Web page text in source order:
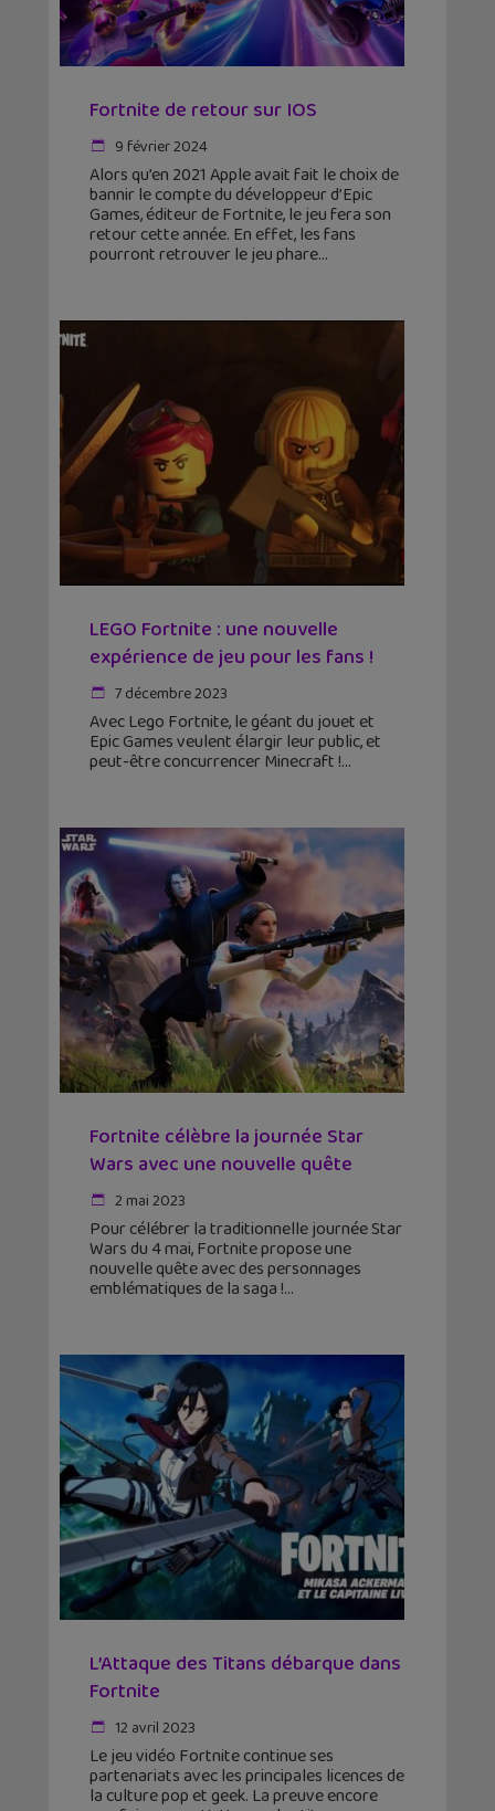
Fortnite de retour sur IOS
9 février 2024
Alors qu’en 2021 Apple avait fait le choix de
bannir le compte du développeur d’Epic
Games, éditeur de Fortnite, le jeu fera son
retour cette année. En effet, les fans
pourront retrouver le jeu phare
LEGO Fortnite : une nouvelle
expérience de jeu pour les fans !
7 décembre 2023
Avec Lego Fortnite, le géant du jouet et
Epic Games veulent élargir leur public, et
peut-être concurrencer Minecraft !
Fortnite célèbre la journée Star
Wars avec une nouvelle quête
2 mai 2023
Pour célébrer la traditionnelle journée Star
Wars du 4 mai, Fortnite propose une
nouvelle quête avec des personnages
emblématiques de la saga !
L’Attaque des Titans débarque dans
Fortnite
12 avril 2023
Le jeu vidéo Fortnite continue ses
partenariats avec les principales licences de
la culture pop et geek. La preuve encore